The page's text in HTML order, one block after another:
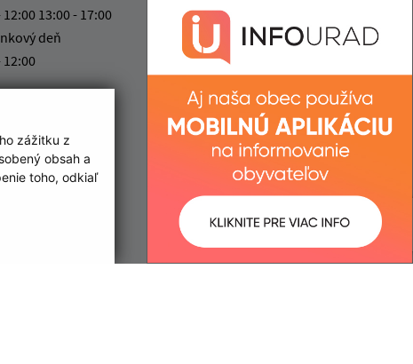
zážitku z
obsah a
toho, odkiaľ
12:00 13:00 - 17:00
deň
12:00
kancelaria@obecluka.sk
+421 337 730 566
IČO: 00311758